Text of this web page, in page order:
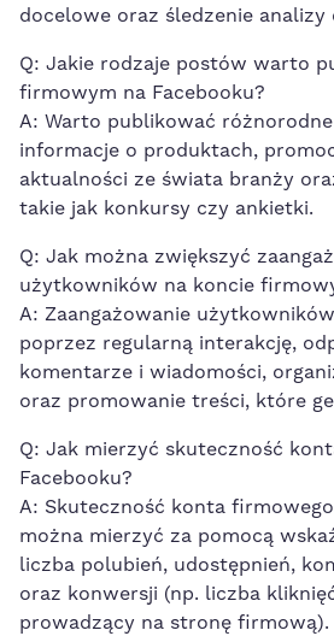
docelowe oraz śledzenie analizy
Q: Jakie rodzaje postów warto
firmowym na Facebooku?
A: Warto publikować
informacje o produktach,
aktualności ze świata branży
takie jak konkursy czy ​ankietki.
Q: Jak można zwiększyć
użytkowników na koncie
A: Zaangażowanie
poprzez⁢ regularną interakcję,
komentarze​ i wiadomości,
oraz promowanie treści, ‌które
Q: Jak mierzyć skuteczność
Facebooku?
A: Skuteczność konta
można mierzyć za pomocą
liczba‍ polubień, udostępnień,
oraz ⁢konwersji⁢ (np. liczba⁤
prowadzący na stronę